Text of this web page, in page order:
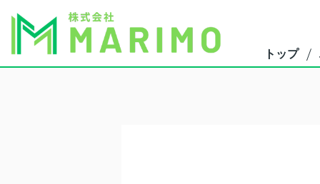
トップ